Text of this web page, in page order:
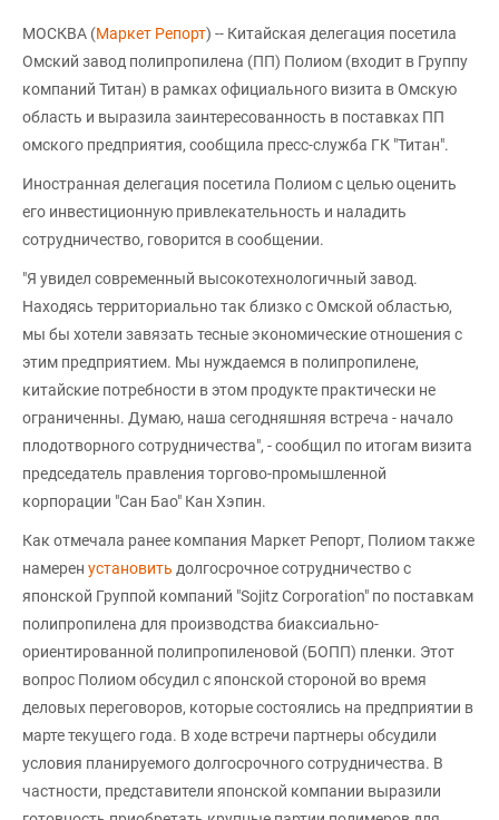
МОСКВА (Маркет Репорт) -- Китайская делегация посетила
Омский завод полипропилена (ПП) Полиом (входит в Группу
компаний Титан) в рамках официального визита в Омскую
область и выразила заинтересованность в поставках ПП
омского предприятия, сообщила пресс-служба ГК "Титан".
Иностранная делегация посетила Полиом с целью оценить
его инвестиционную привлекательность и наладить
сотрудничество, говорится в сообщении.
"Я увидел современный высокотехнологичный завод.
Находясь территориально так близко с Омской областью,
мы бы хотели завязать тесные экономические отношения с
этим предприятием. Мы нуждаемся в полипропилене,
китайские потребности в этом продукте практически не
ограниченны. Думаю, наша сегодняшняя встреча - начало
плодотворного сотрудничества", - сообщил по итогам визита
председатель правления торгово-промышленной
корпорации "Сан Бао" Кан Хэпин.
Как отмечала ранее компания Маркет Репорт, Полиом также
намерен установить долгосрочное сотрудничество с
японской Группой компаний "Sojitz Corporation" по поставкам
полипропилена для производства биаксиально-
ориентированной полипропиленовой (БОПП) пленки. Этот
вопрос Полиом обсудил с японской стороной во время
деловых переговоров, которые состоялись на предприятии в
марте текущего года. В ходе встречи партнеры обсудили
условия планируемого долгосрочного сотрудничества. В
частности, представители японской компании выразили